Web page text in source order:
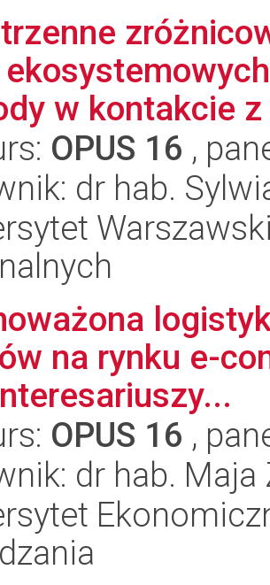
w kontakcie
OPUS 16 ,
dr hab.
na rynku e-
OPUS 16 ,
dr hab.